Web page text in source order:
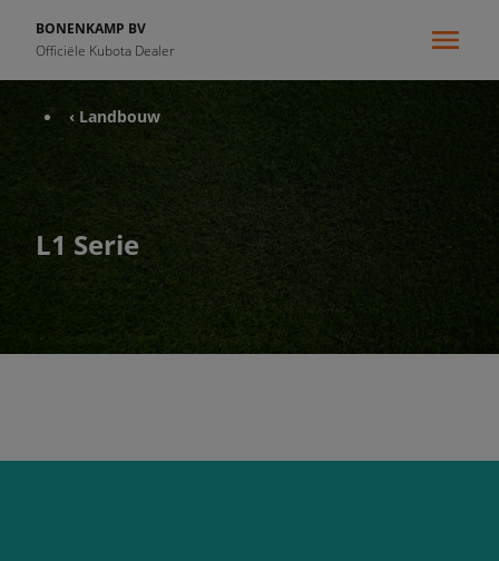
BONENKAMP BV
Officiële Kubota Dealer
‹ Landbouw
L1 Serie